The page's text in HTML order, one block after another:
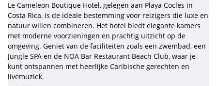
Le Cameleon Boutique Hotel, gelegen aan Playa Cocles in
Costa Rica, is de ideale bestemming voor reizigers die luxe en
natuur willen combineren. Het hotel biedt elegante kamers
met moderne voorzieningen en prachtig uitzicht op de
omgeving. Geniet van de faciliteiten zoals een zwembad, een
Jungle SPA en de NOA Bar Restaurant Beach Club, waar je
kunt ontspannen met heerlijke Caribische gerechten en
livemuziek.